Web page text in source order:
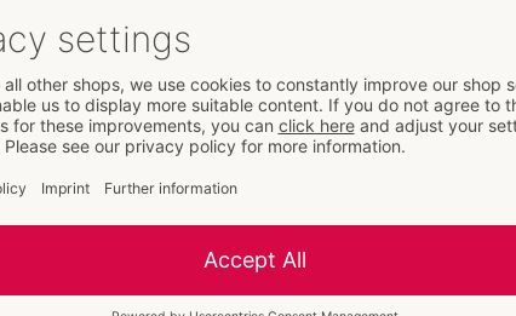
28905771701
S M L XL 2XL 3XL
34,95 €
M/L L/XL